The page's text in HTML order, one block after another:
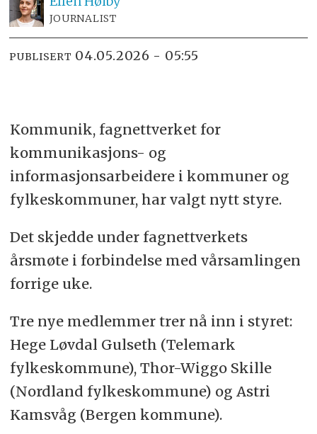
JOURNALIST
PUBLISERT 04.05.2026 - 05:55
Kommunik, fagnettverket for
kommunikasjons- og
informasjonsarbeidere i kommuner og
fylkeskommuner, har valgt nytt styre.
Det skjedde under fagnettverkets
årsmøte i forbindelse med vårsamlingen
forrige uke.
Tre nye medlemmer trer nå inn i styret:
Hege Løvdal Gulseth (Telemark
fylkeskommune), Thor-Wiggo Skille
(Nordland fylkeskommune) og Astri
Kamsvåg (Bergen kommune).